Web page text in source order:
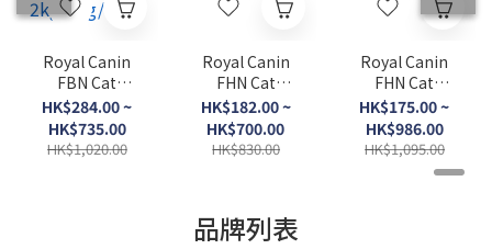
Royal Canin
FBN Cat
British
Shorthair Sh
Adult BSH．
HK$284.00 ~
HK$735.00
HK$1,020.00
Royal Canin
FHN Cat
Kitten K36．
2kg/4kg/10kg
HK$182.00 ~
HK$700.00
HK$830.00
Royal Canin
FHN Cat
FIT32．2kg/
4kg/10kg/15k
g
HK$175.00 ~
HK$986.00
HK$1,095.00
品牌列表